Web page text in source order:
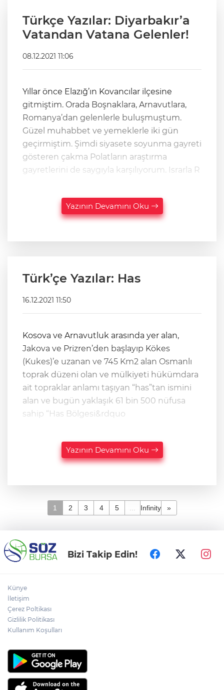
Türkçe Yazılar: Diyarbakır’a
Vatandan Vatana Gelenler!
08.12.2021 11:06
Yıllar önce Elazığ’ın Kovancılar ilçesine
gitmiştim. Orada Boşnaklara, Arnavutlara,
Romanya’dan gelenlerle buluşmuştum.
Güzel muhabbet ve yemeklerle iki gün
geçirmiştim. Şimdi siyasete soyunma gayreti
gösteren çakma Polatların araştırma
gayretlerini de saygıyla karşılıyorum. Israrla R
Yazının Devamını Oku
Türk’çe Yazılar: Has
16.12.2021 11:50
Kosova ve Arnavutluk arasında yer alan,
Jakova ve Prizren’den başlayıp Kökes
(Kukes)’e uzanan ve 745 Km2 alan Osmanlı
toprak düzeni olan ve mülkiyeti hükümdara
ait topraklar anlamı taşıyan “has”tan ismini
alan ve bugün yaklaşık 61 bin 500 nüfusa
sahip “Has Bölgesi&rdquo
Yazının Devamını Oku
1 2 3 4 5 Infinity »
Bizi Takip Edin!
Künye
İletişim
Çerez Poltikası
Gizlilik Politikası
Kullanım Koşulları